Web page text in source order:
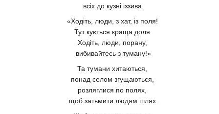
всіх до кузні іззива.
«Ходіть, люди, з хат, із поля!
Тут кується краща доля.
Ходіть, люди, порану,
вибивайтесь з туману!»
Та тумани хитаються,
понад селом згущаються,
розляглися по полях,
щоб затьмити людям шлях.